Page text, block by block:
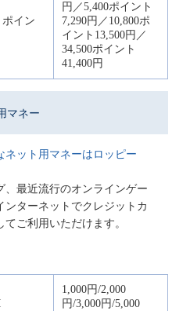
イン
円／5,400ポイント
7,290円／10,800ポ
イント13,500円／
34,500ポイント
41,400円
マネー
ネット用マネーはロッピー
、最近流行のオンラインゲー
ターネットでクレジットカ
ご利用いただけます。
1,000円/2,000
円/3,000円/5,000